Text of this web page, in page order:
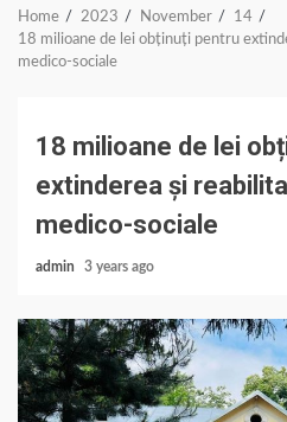
Home 2023 November
14
18 milioane de lei obținuți pentru
medico-sociale
18 milioane de lei
extinderea și
medico-sociale
admin 3 years ago